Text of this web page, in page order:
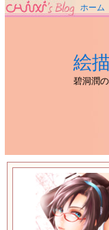
ホーム
絵
碧洞潤